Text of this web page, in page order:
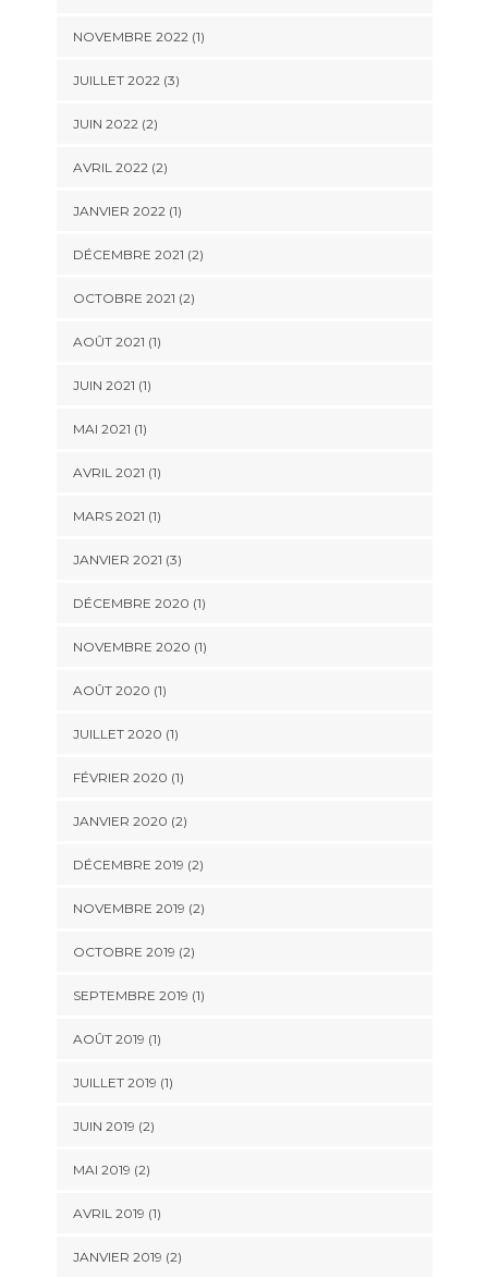
NOVEMBRE 2022(1)
JUILLET 2022(3)
JUIN 2022(2)
AVRIL 2022(2)
JANVIER 2022(1)
DÉCEMBRE 2021 (2)
OCTOBRE 2021 (2)
AOÛT 2021 (1)
JUIN 2021 (1)
MAI 2021 (1)
AVRIL 2021 (1)
MARS 2021 (1)
JANVIER 2021 (3)
DÉCEMBRE 2020 (1)
NOVEMBRE 2020 (1)
AOÛT 2020 (1)
JUILLET 2020 (1)
FÉVRIER 2020 (1)
JANVIER 2020 (2)
DÉCEMBRE 2019 (2)
NOVEMBRE 2019 (2)
OCTOBRE 2019 (2)
SEPTEMBRE 2019 (1)
AOÛT 2019 (1)
JUILLET 2019 (1)
JUIN 2019 (2)
MAI 2019 (2)
AVRIL 2019 (1)
JANVIER 2019 (2)